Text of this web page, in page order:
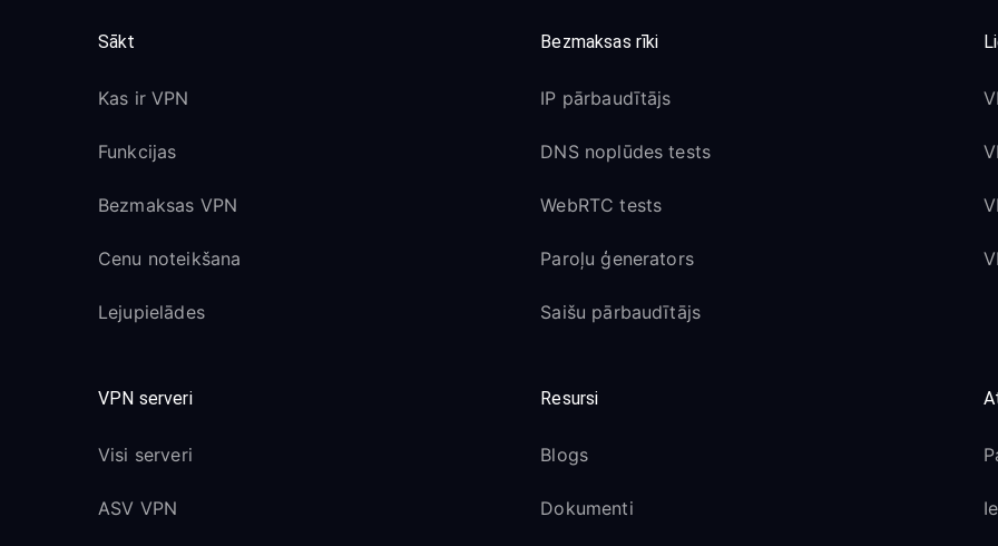
Sākt
Kas ir VPN
Funkcijas
Bezmaksas VPN
Cenu noteikšana
Lejupielādes
Bezmaksas rīki
IP pārbaudītājs
DNS noplūdes tests
WebRTC tests
Paroļu ģenerators
Saišu pārbaudītājs
VPN serveri
Visi serveri
ASV VPN
Resursi
Blogs
Dokumenti